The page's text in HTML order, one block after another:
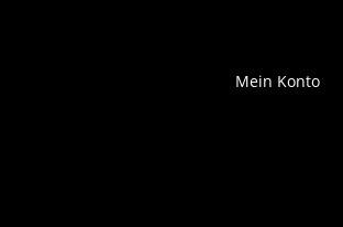
Mein Konto